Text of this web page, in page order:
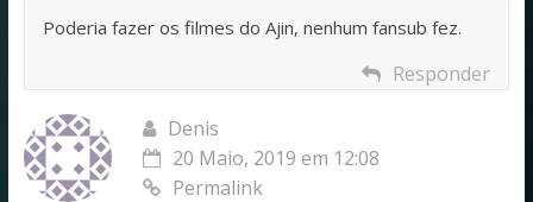
Poderia fazer os filmes do Ajin, nenhum fansub fez.
Responder
Denis
20 Maio, 2019 em 12:08
Permalink